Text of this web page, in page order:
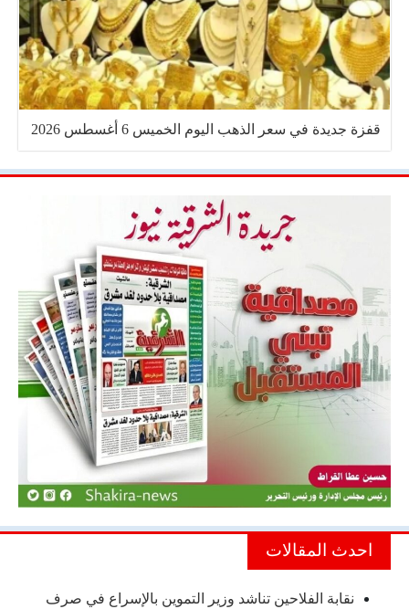
قفزة جديدة في سعر الذهب اليوم الخميس 6 أغسطس 2026
احدث المقالات
نقابة الفلاحين تناشد وزير التموين بالإسراع في صرف